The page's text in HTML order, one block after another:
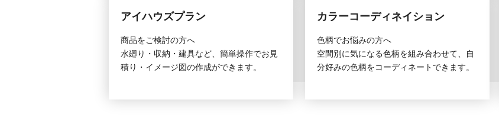
アイハウズプラン
商品をご検討の方へ
水廻り・収納・建具など、簡単操作でお見
積り・イメージ図の作成ができます。
カラーコーディネイション
色柄でお悩みの方へ
空間別に気になる色柄を組み合わせて、自
分好みの色柄をコーディネートできます。